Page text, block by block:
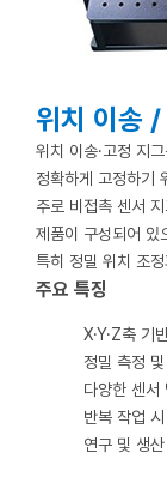
위치 이송
위치 이송·고정 지
정확하게 고정하기
주로 비접촉 센서
제품이 구성되어 있
특히 정밀 위치 조
주요 특징
X·Y·Z축 기
정밀 측정
다양한 센서
반복 작업
연구 및 생